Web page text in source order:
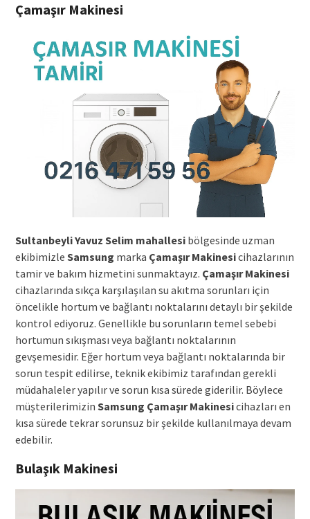
Çamaşır Makinesi
Sultanbeyli Yavuz Selim mahallesibölgesinde uzman
ekibimizle Samsung marka Çamaşır Makinesicihazlarının
tamir ve bakım hizmetini sunmaktayız. Çamaşır Makinesi
cihazlarında sıkça karşılaşılan su akıtma sorunları için
öncelikle hortum ve bağlantı noktalarını detaylı bir şekilde
kontrol ediyoruz. Genellikle bu sorunların temel sebebi
hortumun sıkışması veya bağlantı noktalarının
gevşemesidir. Eğer hortum veya bağlantı noktalarında bir
sorun tespit edilirse, teknik ekibimiz tarafından gerekli
müdahaleler yapılır ve sorun kısa sürede giderilir. Böylece
müşterilerimizin Samsung Çamaşır Makinesicihazları en
kısa sürede tekrar sorunsuz bir şekilde kullanılmaya devam
edebilir.
Bulaşık Makinesi